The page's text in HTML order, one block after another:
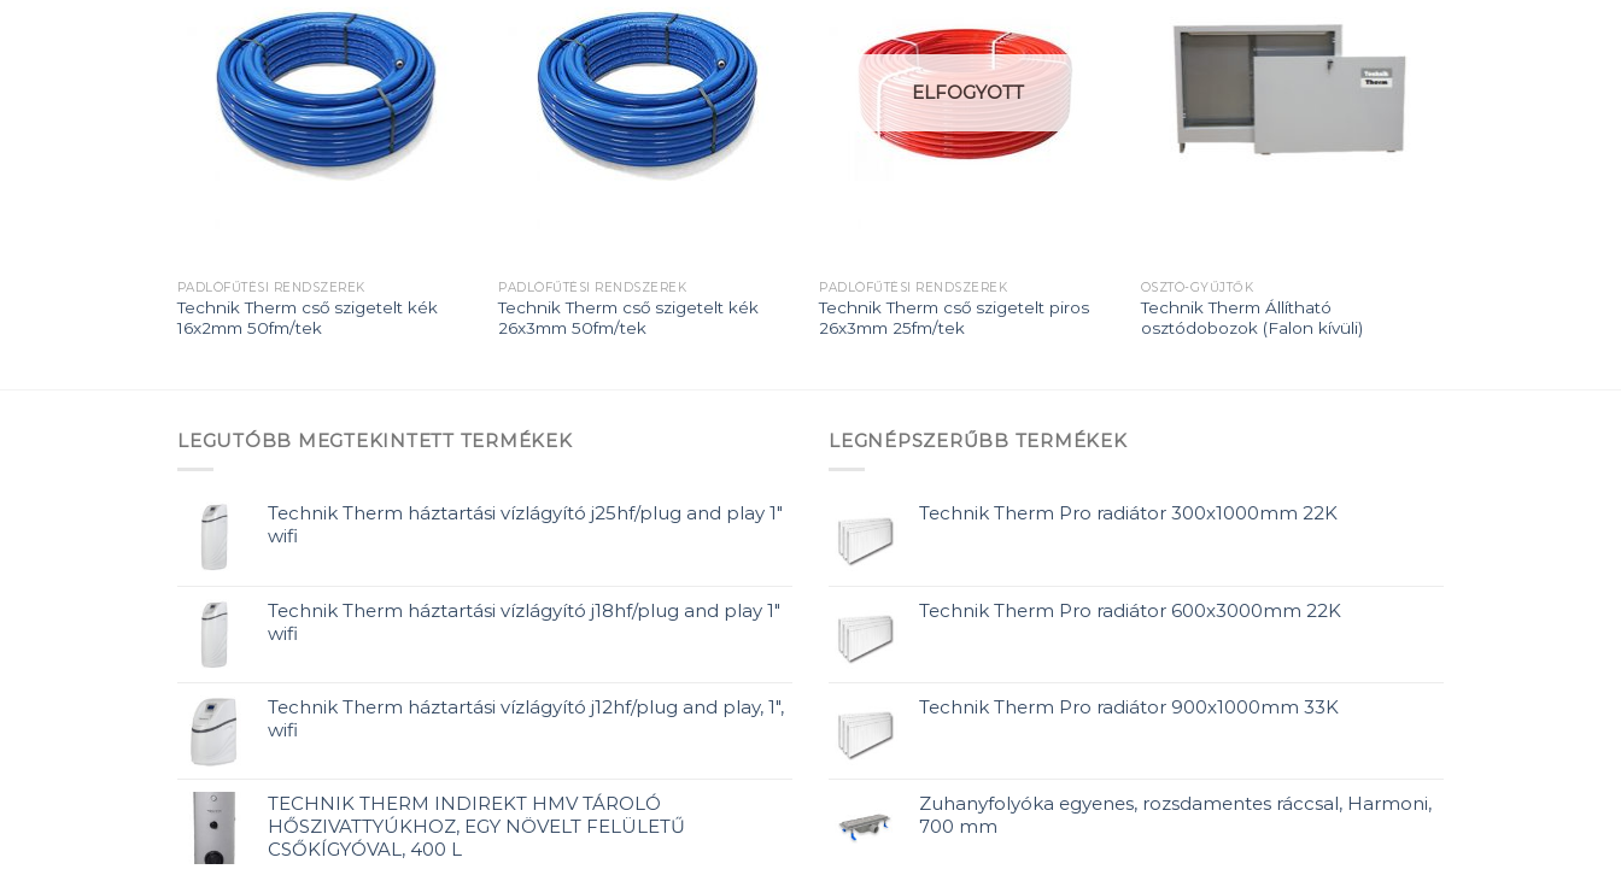
wishlist
PADLÓFŰTÉSI RENDSZEREK
Technik Therm cső szigetelt kék
16x2mm 50fm/tek
wishlist
PADLÓFŰTÉSI RENDSZEREK
Technik Therm cső szigetelt kék
26x3mm 50fm/tek
ELFOGYOTT
PADLÓFŰTÉSI RENDSZEREK
Technik Therm cső szigetelt piros
26x3mm 25fm/tek
OSZTÓ-GYŰJTŐK
Technik Therm Állítható
osztódobozok (Falon kívüli)
LEGUTÓBB MEGTEKINTETT TERMÉKEK
Technik Therm háztartási vízlágyító j25hf/plug and play 1"
wifi
Technik Therm háztartási vízlágyító j18hf/plug and play 1"
wifi
Technik Therm háztartási vízlágyító j12hf/plug and play, 1",
wifi
TECHNIK THERM INDIREKT HMV TÁROLÓ
HŐSZIVATTYÚKHOZ, EGY NÖVELT FELÜLETŰ
CSŐKÍGYÓVAL, 400 L
LEGNÉPSZERŰBB TERMÉKEK
Technik Therm Pro radiátor 300x1000mm 22K
Technik Therm Pro radiátor 600x3000mm 22K
Technik Therm Pro radiátor 900x1000mm 33K
Zuhanyfolyóka egyenes, rozsdamentes ráccsal, Harmoni,
700 mm